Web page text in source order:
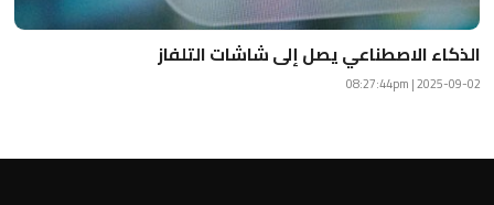
الذكاء الاصطناعي يصل إلى شاشات التلفاز
2025-09-02 | 08:27:44pm